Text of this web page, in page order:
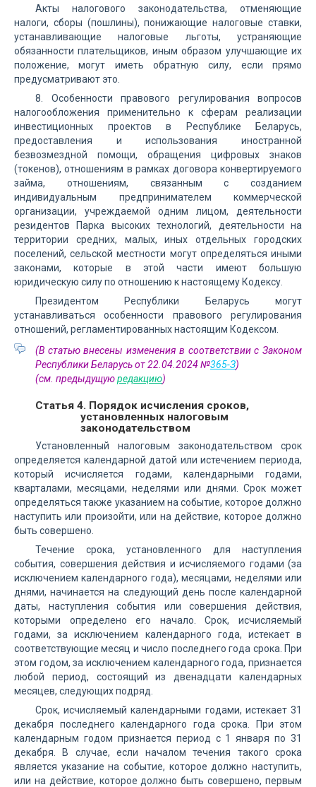
Акты налогового законодательства, отменяющие
налоги, сборы (пошлины), понижающие налоговые ставки,
устанавливающие налоговые льготы, устраняющие
обязанности плательщиков, иным образом улучшающие их
положение, могут иметь обратную силу, если прямо
предусматривают это.
8. Особенности правового регулирования вопросов
налогообложения применительно к сферам реализации
инвестиционных проектов в Республике Беларусь,
предоставления и использования иностранной
безвозмездной помощи, обращения цифровых знаков
(токенов), отношениям в рамках договора конвертируемого
займа, отношениям, связанным с созданием
индивидуальным предпринимателем коммерческой
организации, учреждаемой одним лицом, деятельности
резидентов Парка высоких технологий, деятельности на
территории средних, малых, иных отдельных городских
поселений, сельской местности могут определяться иными
законами, которые в этой части имеют большую
юридическую силу по отношению к настоящему Кодексу.
Президентом Республики Беларусь могут
устанавливаться особенности правового регулирования
отношений, регламентированных настоящим Кодексом.
(В статью внесены изменения в соответствии с Законом
Республики Беларусь от 22.04.2024 №365-З)
(см. предыдущуюредакцию)
Статья 4. Порядок исчисления сроков,
установленных налоговым
законодательством
Установленный налоговым законодательством срок
определяется календарной датой или истечением периода,
который исчисляется годами, календарными годами,
кварталами, месяцами, неделями или днями. Срок может
определяться также указанием на событие, которое должно
наступить или произойти, или на действие, которое должно
быть совершено.
Течение срока, установленного для наступления
события, совершения действия и исчисляемого годами (за
исключением календарного года), месяцами, неделями или
днями, начинается на следующий день после календарной
даты, наступления события или совершения действия,
которыми определено его начало. Срок, исчисляемый
годами, за исключением календарного года, истекает в
соответствующие месяц и число последнего года срока. При
этом годом, за исключением календарного года, признается
любой период, состоящий из двенадцати календарных
месяцев, следующих подряд.
Срок, исчисляемый календарными годами, истекает 31
декабря последнего календарного года срока. При этом
календарным годом признается период с 1 января по 31
декабря. В случае, если началом течения такого срока
является указание на событие, которое должно наступить,
или на действие, которое должно быть совершено, первым